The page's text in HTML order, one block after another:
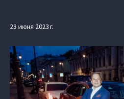
23 июня 2023 г.